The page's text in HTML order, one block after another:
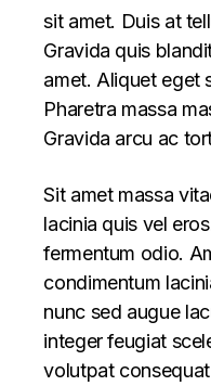
sit amet. Duis at
Gravida quis
amet. Aliquet eget
Pharetra massa
Gravida arcu ac
Sit amet massa
lacinia quis vel
fermentum odio.
condimentum
nunc sed augue
integer feugiat
volutpat